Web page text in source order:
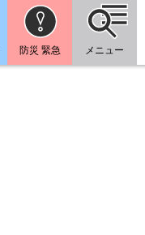
防災 緊急 メニュー